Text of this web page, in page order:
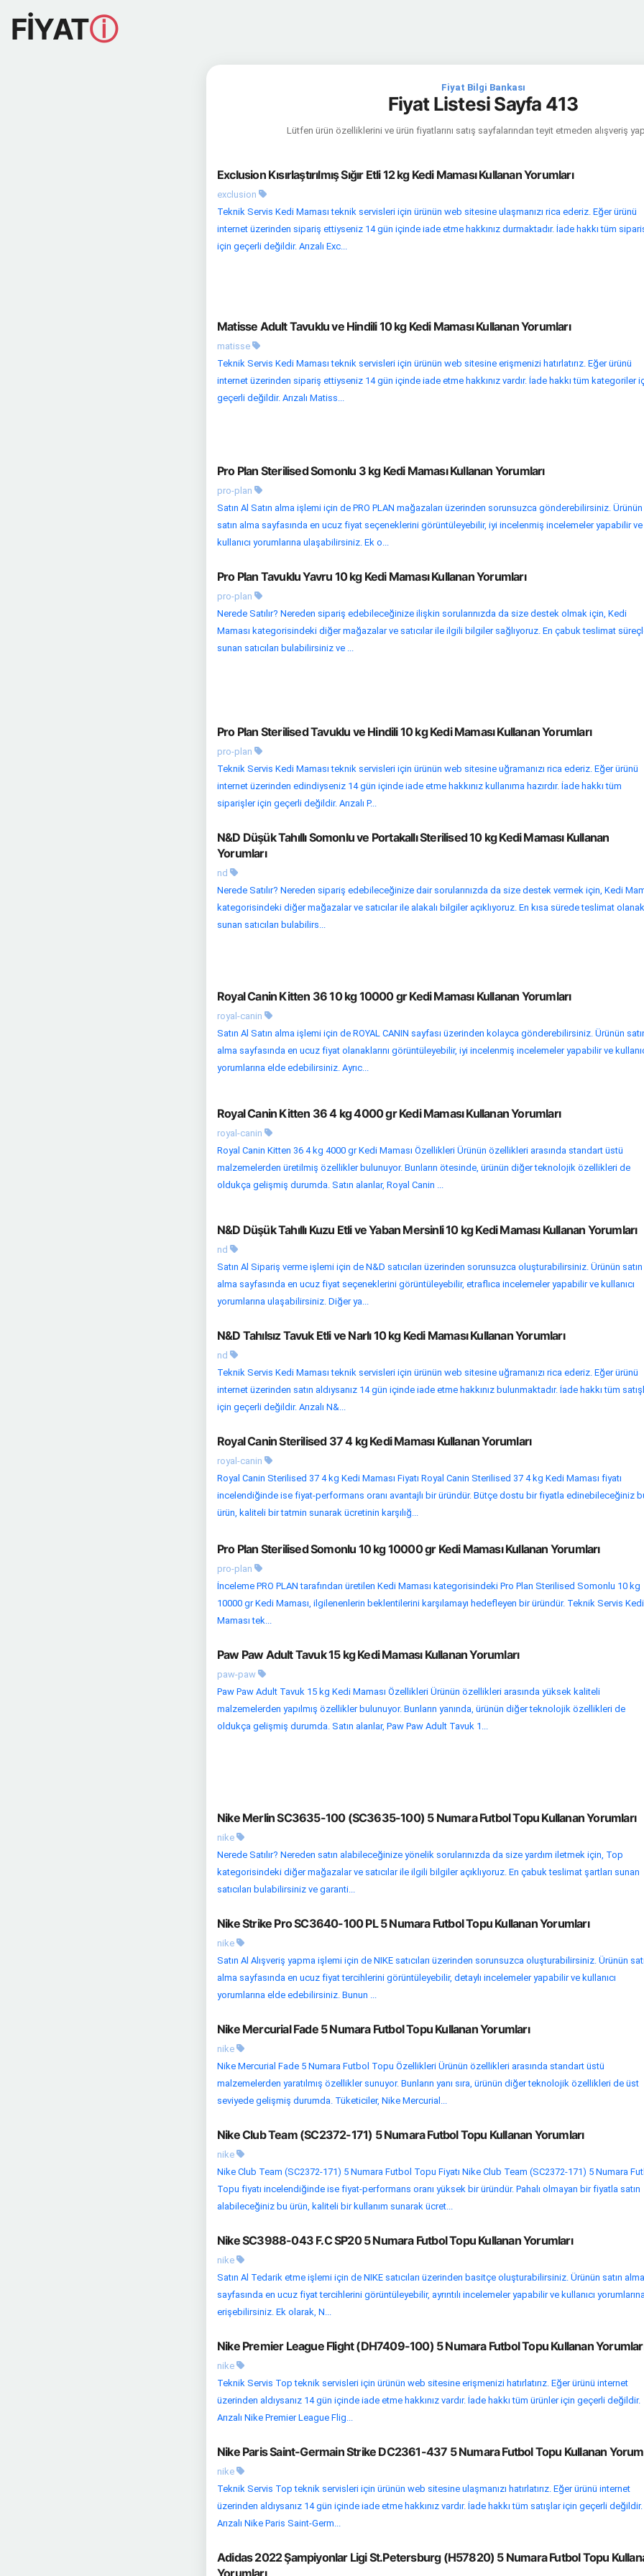
FİYATⓘ
Fiyat Bilgi Bankası
Fiyat Listesi Sayfa 413
Lütfen ürün özelliklerini ve ürün fiyatlarını satış sayfalarından teyit etmeden alışveriş
Exclusion Kısırlaştırılmış Sığır Etli 12 kg Kedi Maması Kullanan Yorumları
exclusion
Teknik Servis Kedi Maması teknik servisleri için ürünün web sitesine ulaşmanızı rica ederiz. Eğer ürünü
internet üzerinden sipariş ettiyseniz 14 gün içinde iade etme hakkınız durmaktadır. İade hakkı tüm
için geçerli değildir. Arızalı Exc...
Matisse Adult Tavuklu ve Hindili 10 kg Kedi Maması Kullanan Yorumları
matisse
Teknik Servis Kedi Maması teknik servisleri için ürünün web sitesine erişmenizi hatırlatırız. Eğer ürünü
internet üzerinden sipariş ettiyseniz 14 gün içinde iade etme hakkınız vardır. İade hakkı tüm kategoriler
geçerli değildir. Arızalı Matiss...
Pro Plan Sterilised Somonlu 3 kg Kedi Maması Kullanan Yorumları
pro-plan
Satın Al Satın alma işlemi için de PRO PLAN mağazaları üzerinden sorunsuzca gönderebilirsiniz. Ürünün
satın alma sayfasında en ucuz fiyat seçeneklerini görüntüleyebilir, iyi incelenmiş incelemeler yapabilir ve
kullanıcı yorumlarına ulaşabilirsiniz. Ek o...
Pro Plan Tavuklu Yavru 10 kg Kedi Maması Kullanan Yorumları
pro-plan
Nerede Satılır? Nereden sipariş edebileceğinize ilişkin sorularınızda da size destek olmak için, Kedi
Maması kategorisindeki diğer mağazalar ve satıcılar ile ilgili bilgiler sağlıyoruz. En çabuk teslimat
sunan satıcıları bulabilirsiniz ve ...
Pro Plan Sterilised Tavuklu ve Hindili 10 kg Kedi Maması Kullanan Yorumları
pro-plan
Teknik Servis Kedi Maması teknik servisleri için ürünün web sitesine uğramanızı rica ederiz. Eğer ürünü
internet üzerinden edindiyseniz 14 gün içinde iade etme hakkınız kullanıma hazırdır. İade hakkı tüm
siparişler için geçerli değildir. Arızalı P...
N&D Düşük Tahıllı Somonlu ve Portakallı Sterilised 10 kg Kedi Maması Kullanan
Yorumları
nd
Nerede Satılır? Nereden sipariş edebileceğinize dair sorularınızda da size destek vermek için, Kedi
kategorisindeki diğer mağazalar ve satıcılar ile alakalı bilgiler açıklıyoruz. En kısa sürede teslimat
sunan satıcıları bulabilirs...
Royal Canin Kitten 36 10 kg 10000 gr Kedi Maması Kullanan Yorumları
royal-canin
Satın Al Satın alma işlemi için de ROYAL CANIN sayfası üzerinden kolayca gönderebilirsiniz. Ürünün
alma sayfasında en ucuz fiyat olanaklarını görüntüleyebilir, iyi incelenmiş incelemeler yapabilir ve
yorumlarına elde edebilirsiniz. Ayrıc...
Royal Canin Kitten 36 4 kg 4000 gr Kedi Maması Kullanan Yorumları
royal-canin
Royal Canin Kitten 36 4 kg 4000 gr Kedi Maması Özellikleri Ürünün özellikleri arasında standart üstü
malzemelerden üretilmiş özellikler bulunuyor. Bunların ötesinde, ürünün diğer teknolojik özellikleri de
oldukça gelişmiş durumda. Satın alanlar, Royal Canin ...
N&D Düşük Tahıllı Kuzu Etli ve Yaban Mersinli 10 kg Kedi Maması Kullanan Yorumları
nd
Satın Al Sipariş verme işlemi için de N&D satıcıları üzerinden sorunsuzca oluşturabilirsiniz. Ürünün satın
alma sayfasında en ucuz fiyat seçeneklerini görüntüleyebilir, etraflıca incelemeler yapabilir ve kullanıcı
yorumlarına ulaşabilirsiniz. Diğer ya...
N&D Tahılsız Tavuk Etli ve Narlı 10 kg Kedi Maması Kullanan Yorumları
nd
Teknik Servis Kedi Maması teknik servisleri için ürünün web sitesine uğramanızı rica ederiz. Eğer ürünü
internet üzerinden satın aldıysanız 14 gün içinde iade etme hakkınız bulunmaktadır. İade hakkı tüm
için geçerli değildir. Arızalı N&...
Royal Canin Sterilised 37 4 kg Kedi Maması Kullanan Yorumları
royal-canin
Royal Canin Sterilised 37 4 kg Kedi Maması Fiyatı Royal Canin Sterilised 37 4 kg Kedi Maması fiyatı
incelendiğinde ise fiyat-performans oranı avantajlı bir üründür. Bütçe dostu bir fiyatla edinebileceğiniz
ürün, kaliteli bir tatmin sunarak ücretinin karşılığ...
Pro Plan Sterilised Somonlu 10 kg 10000 gr Kedi Maması Kullanan Yorumları
pro-plan
İnceleme PRO PLAN tarafından üretilen Kedi Maması kategorisindeki Pro Plan Sterilised Somonlu 10 kg
10000 gr Kedi Maması, ilgilenenlerin beklentilerini karşılamayı hedefleyen bir üründür. Teknik Servis Kedi
Maması tek...
Paw Paw Adult Tavuk 15 kg Kedi Maması Kullanan Yorumları
paw-paw
Paw Paw Adult Tavuk 15 kg Kedi Maması Özellikleri Ürünün özellikleri arasında yüksek kaliteli
malzemelerden yapılmış özellikler bulunuyor. Bunların yanında, ürünün diğer teknolojik özellikleri de
oldukça gelişmiş durumda. Satın alanlar, Paw Paw Adult Tavuk 1...
Nike Merlin SC3635-100 (SC3635-100) 5 Numara Futbol Topu Kullanan Yorumları
nike
Nerede Satılır? Nereden satın alabileceğinize yönelik sorularınızda da size yardım iletmek için, Top
kategorisindeki diğer mağazalar ve satıcılar ile ilgili bilgiler açıklıyoruz. En çabuk teslimat şartları sunan
satıcıları bulabilirsiniz ve garanti...
Nike Strike Pro SC3640-100 PL 5 Numara Futbol Topu Kullanan Yorumları
nike
Satın Al Alışveriş yapma işlemi için de NIKE satıcıları üzerinden sorunsuzca oluşturabilirsiniz. Ürünün
alma sayfasında en ucuz fiyat tercihlerini görüntüleyebilir, detaylı incelemeler yapabilir ve kullanıcı
yorumlarına elde edebilirsiniz. Bunun ...
Nike Mercurial Fade 5 Numara Futbol Topu Kullanan Yorumları
nike
Nike Mercurial Fade 5 Numara Futbol Topu Özellikleri Ürünün özellikleri arasında standart üstü
malzemelerden yaratılmış özellikler sunuyor. Bunların yanı sıra, ürünün diğer teknolojik özellikleri de üst
seviyede gelişmiş durumda. Tüketiciler, Nike Mercurial...
Nike Club Team (SC2372-171) 5 Numara Futbol Topu Kullanan Yorumları
nike
Nike Club Team (SC2372-171) 5 Numara Futbol Topu Fiyatı Nike Club Team (SC2372-171) 5 Numara
Topu fiyatı incelendiğinde ise fiyat-performans oranı yüksek bir üründür. Pahalı olmayan bir fiyatla satın
alabileceğiniz bu ürün, kaliteli bir kullanım sunarak ücret...
Nike SC3988-043 F.C SP20 5 Numara Futbol Topu Kullanan Yorumları
nike
Satın Al Tedarik etme işlemi için de NIKE satıcıları üzerinden basitçe oluşturabilirsiniz. Ürünün satın alma
sayfasında en ucuz fiyat tercihlerini görüntüleyebilir, ayrıntılı incelemeler yapabilir ve kullanıcı
erişebilirsiniz. Ek olarak, N...
Nike Premier League Flight (DH7409-100) 5 Numara Futbol Topu Kullanan
nike
Teknik Servis Top teknik servisleri için ürünün web sitesine erişmenizi hatırlatırız. Eğer ürünü internet
üzerinden aldıysanız 14 gün içinde iade etme hakkınız vardır. İade hakkı tüm ürünler için geçerli değildir.
Arızalı Nike Premier League Flig...
Nike Paris Saint-Germain Strike DC2361-437 5 Numara Futbol Topu Kullanan
nike
Teknik Servis Top teknik servisleri için ürünün web sitesine ulaşmanızı hatırlatırız. Eğer ürünü internet
üzerinden aldıysanız 14 gün içinde iade etme hakkınız vardır. İade hakkı tüm satışlar için geçerli değildir.
Arızalı Nike Paris Saint-Germ...
Adidas 2022 Şampiyonlar Ligi St.Petersburg (H57820) 5 Numara Futbol Topu
Yorumları